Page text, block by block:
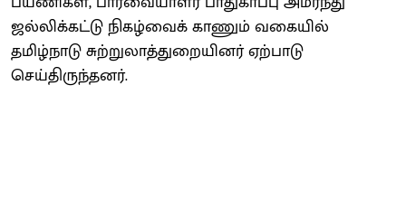
ஜல்லிக்கட்டு நிகழ்வைக் காணும் வகையில்
தமிழ்நாடு சுற்றுலாத்துறையினர் ஏற்பாடு
செய்திருந்தனர்.